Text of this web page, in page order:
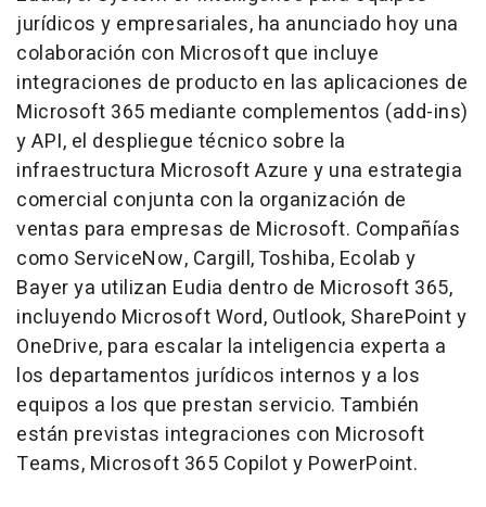
jurídicos y empresariales, ha anunciado hoy una
colaboración con Microsoft que incluye
integraciones de producto en las aplicaciones de
Microsoft 365 mediante complementos (add-ins)
y API, el despliegue técnico sobre la
infraestructura Microsoft Azure y una estrategia
comercial conjunta con la organización de
ventas para empresas de Microsoft. Compañías
como ServiceNow, Cargill, Toshiba, Ecolab y
Bayer ya utilizan Eudia dentro de Microsoft 365,
incluyendo Microsoft Word, Outlook, SharePoint y
OneDrive, para escalar la inteligencia experta a
los departamentos jurídicos internos y a los
equipos a los que prestan servicio. También
están previstas integraciones con Microsoft
Teams, Microsoft 365 Copilot y PowerPoint.